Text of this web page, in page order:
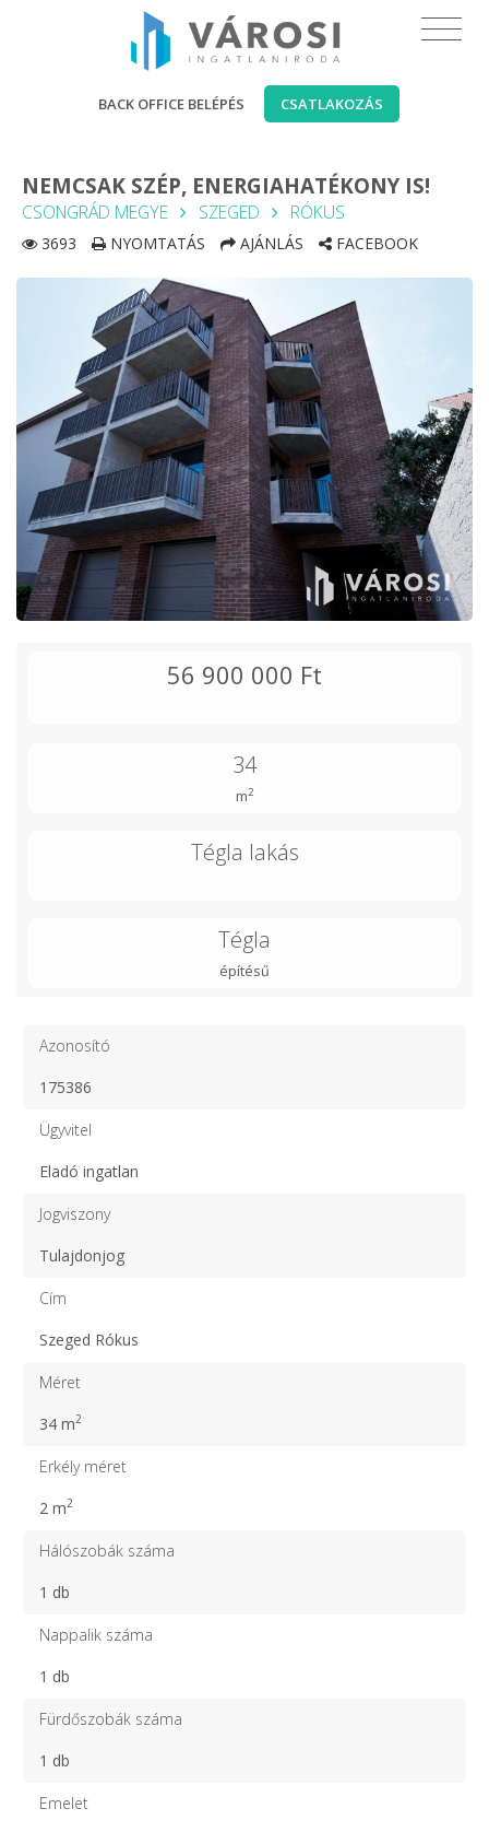
BACK OFFICE BELÉPÉS CSATLAKOZÁS
NEMCSAK SZÉP, ENERGIAHATÉKONY IS!
CSONGRÁD MEGYE SZEGED RÓKUS
3693 NYOMTATÁS AJÁNLÁS FACEBOOK
56 900 000 Ft
34
m2
Tégla lakás
Tégla
építésű
Azonosító
175386
Ügyvitel
Eladó ingatlan
Jogviszony
Tulajdonjog
Cím
Szeged Rókus
Méret
34 m2
Erkély méret
2 m2
Hálószobák száma
1 db
Nappalik száma
1 db
Fürdőszobák száma
1 db
Emelet